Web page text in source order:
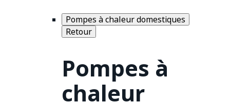
Pompes à chaleur domestiques
Retour
Pompes à
chaleur